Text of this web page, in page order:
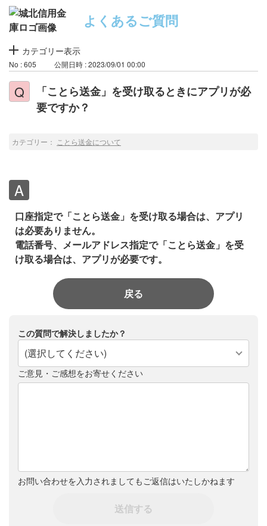
よくあるご質問
カテゴリー表示
No : 605 公開日時 : 2023/09/01 00:00
「ことら送金」を受け取るときにアプリが必
要ですか？
カテゴリー： ことら送金について
口座指定で「ことら送金」を受け取る場合は、アプリ
は必要ありません。
電話番号、メールアドレス指定で「ことら送金」を受
け取る場合は、アプリが必要です。
戻る
この質問で解決しましたか？
(選択してください)
ご意見・ご感想をお寄せください
お問い合わせを入力されましてもご返信はいたしかねます
送信する